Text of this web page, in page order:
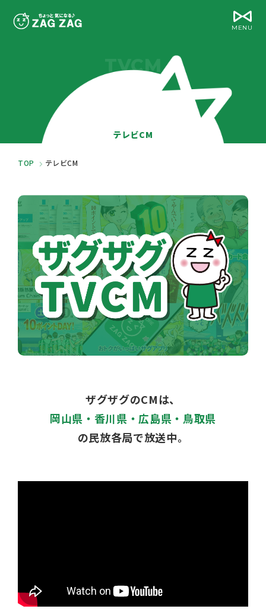
MENU
TVCM
テレビCM
TOP テレビCM
ザグザグのCMは、
岡山県・香川県・広島県・鳥取県
の民放各局で放送中。